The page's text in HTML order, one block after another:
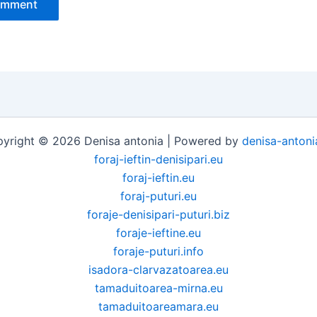
© 2026 Denisa antonia | Powered by denisa-
foraj-ieftin-denisipari.eu
foraj-ieftin.eu
foraj-puturi.eu
foraje-denisipari-puturi.biz
foraje-ieftine.eu
foraje-puturi.info
isadora-clarvazatoarea.eu
tamaduitoarea-mirna.eu
tamaduitoareamara.eu